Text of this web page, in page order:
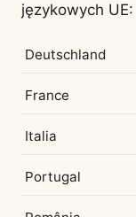
językowych UE:
Deutschland
France
Italia
Portugal